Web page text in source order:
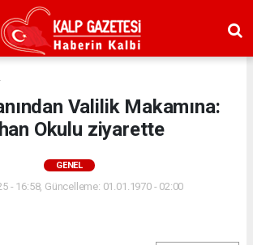
Valilik Makamına:
Okulu ziyarette
GENEL
- 16:58, Güncelleme: 01.01.1970 - 02:00